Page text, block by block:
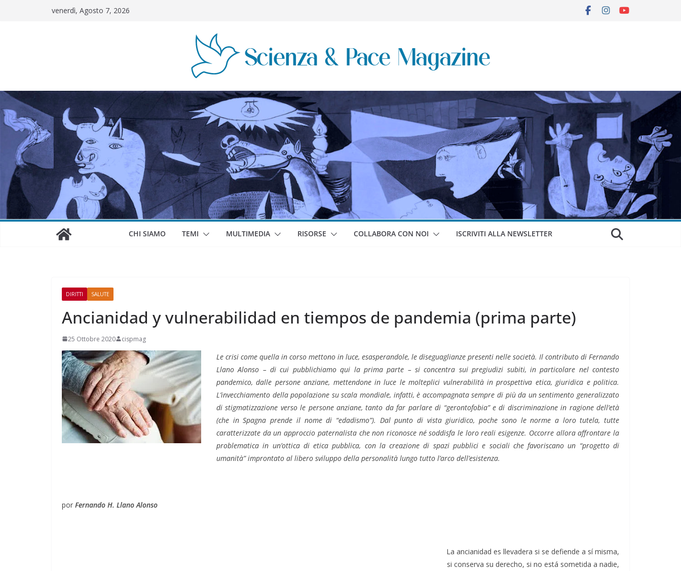
venerdì, Agosto 7, 2026
CHI SIAMO TEMI MULTIMEDIA RISORSE COLLABORA CON NOI ISCRIVITI ALLA NEWSLETTER
DIRITTI SALUTE
Ancianidad y vulnerabilidad en tiempos de pandemia (prima parte)
25 Ottobre 2020 cispmag
Le crisi come quella in corso mettono in luce, esasperandole, le diseguaglianze presenti nelle società. Il contributo di Fernando
Llano Alonso – di cui pubblichiamo qui la prima parte – si concentra sui pregiudizi subiti, in particolare nel contesto
pandemico, dalle persone anziane, mettendone in luce le molteplici vulnerabilità in prospettiva etica, giuridica e politica.
L’invecchiamento della popolazione su scala mondiale, infatti, è accompagnata sempre di più da un sentimento generalizzato
di stigmatizzazione verso le persone anziane, tanto da far parlare di “gerontofobia” e di discriminazione in ragione dell’età
(che in Spagna prende il nome di “edadismo”). Dal punto di vista giuridico, poche sono le norme a loro tutela, tutte
caratterizzate da un approccio paternalista che non riconosce né soddisfa le loro reali esigenze. Occorre allora affrontare la
problematica in un’ottica di etica pubblica, con la creazione di spazi pubblici e sociali che favoriscano un “progetto di
umanità” improntato al libero sviluppo della personalità lungo tutto l’arco dell’esistenza.
por Fernando H. Llano Alonso
La ancianidad es llevadera si se defiende a sí misma,
si conserva su derecho, si no está sometida a nadie,